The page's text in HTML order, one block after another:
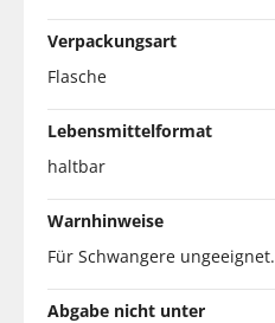
Verpackungsart
Flasche
Lebensmittelformat
haltbar
Warnhinweise
Für Schwangere ungeeignet.
Abgabe nicht unter